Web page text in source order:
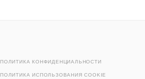
ПОЛИТИКА КОНФИДЕНЦИАЛЬНОСТИ
ПОЛИТИКА ИСПОЛЬЗОВАНИЯ COOKIE